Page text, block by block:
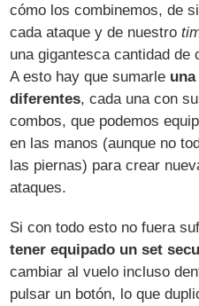
cómo los combinemos, de
cada ataque y de nuestro
una gigantesca cantidad de
A esto hay que sumarle
diferentes, cada una con
combos, que podemos
en las manos (aunque no
las piernas) para crear
ataques.
Si con todo esto no fuera
tener equipado un set
cambiar al vuelo incluso
pulsar un botón, lo que